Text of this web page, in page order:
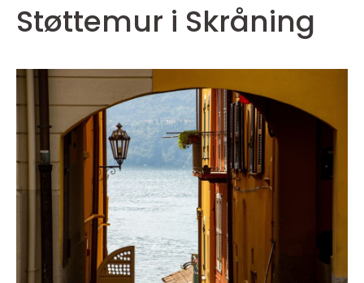
Støttemur i Skråning